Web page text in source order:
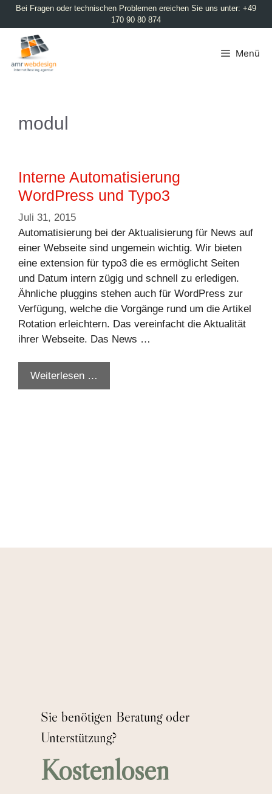
Bei Fragen oder technischen Problemen ereichen Sie uns unter: +49
170 90 80 874
Menü
modul
Interne Automatisierung
WordPress und Typo3
Juli 31, 2015
Automatisierung bei der Aktualisierung für News auf
einer Webseite sind ungemein wichtig. Wir bieten
eine extension für typo3 die es ermöglicht Seiten
und Datum intern zügig und schnell zu erledigen.
Ähnliche pluggins stehen auch für WordPress zur
Verfügung, welche die Vorgänge rund um die Artikel
Rotation erleichtern. Das vereinfacht die Aktualität
ihrer Webseite. Das News …
Weiterlesen …
Sie benötigen Beratung oder
Unterstützung?
Kostenlosen